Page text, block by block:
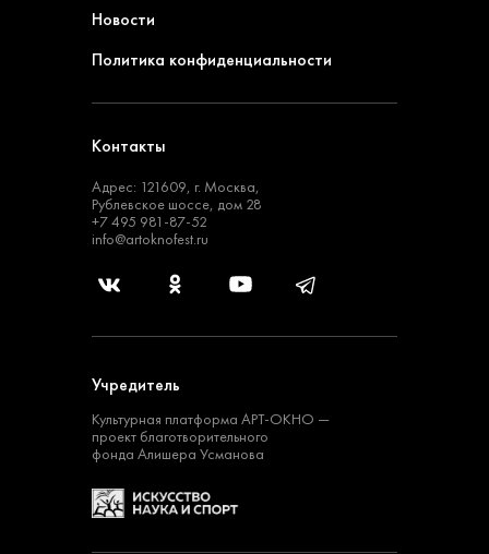
Новости
Политика конфиденциальности
Контакты
Адрес: 121609, г. Москва,
Рублевское шоссе, дом 28
+7 495 981-87-52
info@artoknofest.ru
Учредитель
Культурная платформа АРТ-ОКНО —
проект благотворительного
фонда Алишера Усманова